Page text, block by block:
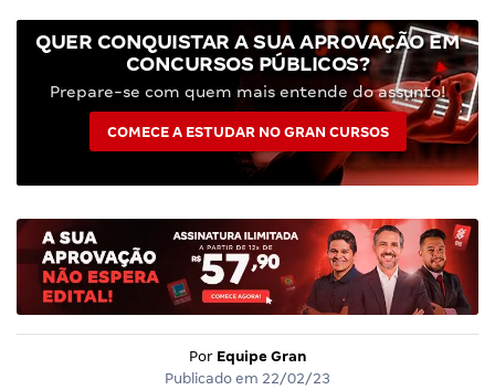
QUER CONQUISTAR A SUA APROVAÇÃO EM
CONCURSOS PÚBLICOS?
Prepare-se com quem mais entende do assunto!
COMECE A ESTUDAR NO GRAN CURSOS
Por Equipe Gran
Publicado em 22/02/23